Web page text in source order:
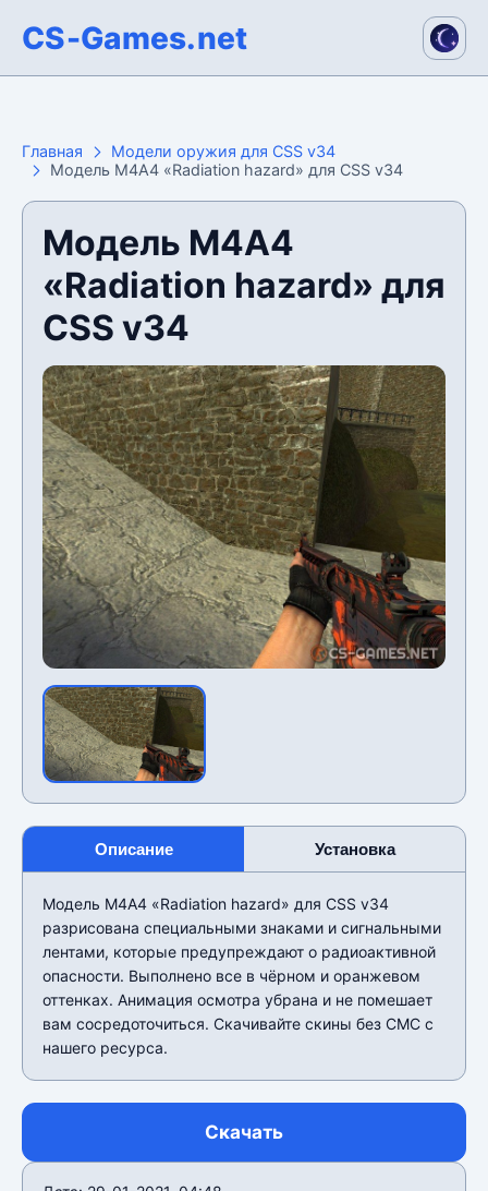
CS-Games.net
Главная
Модели оружия для CSS v34
Модель М4А4 «Radiation hazard» для CSS v34
Модель М4А4
«Radiation hazard» для
CSS v34
Описание Установка
Модель М4А4 «Radiation hazard» для CSS v34
разрисована специальными знаками и сигнальными
лентами, которые предупреждают о радиоактивной
опасности. Выполнено все в чёрном и оранжевом
оттенках. Анимация осмотра убрана и не помешает
вам сосредоточиться. Скачивайте скины без СМС с
нашего ресурса.
Скачать